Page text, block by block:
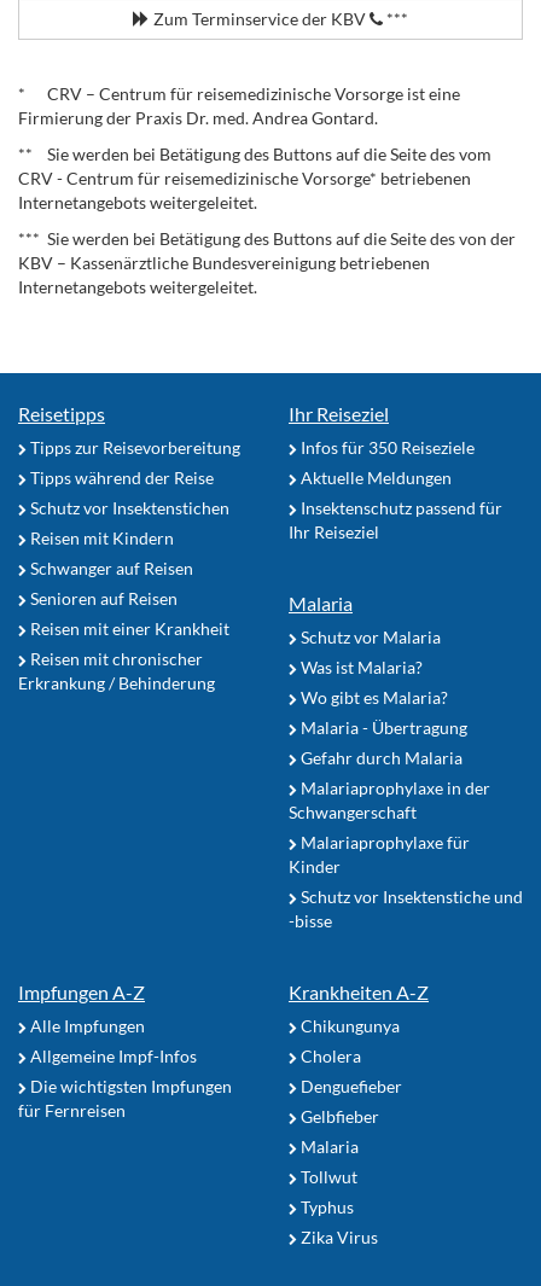
Zum Terminservice der KBV ***
* CRV – Centrum für reisemedizinische Vorsorge ist eine
Firmierung der Praxis Dr. med. Andrea Gontard.
** Sie werden bei Betätigung des Buttons auf die Seite des vom
CRV - Centrum für reisemedizinische Vorsorge* betriebenen
Internetangebots weitergeleitet.
*** Sie werden bei Betätigung des Buttons auf die Seite des von der
KBV – Kassenärztliche Bundesvereinigung betriebenen
Internetangebots weitergeleitet.
Reisetipps
Tipps zur Reisevorbereitung
Tipps während der Reise
Schutz vor Insektenstichen
Reisen mit Kindern
Schwanger auf Reisen
Senioren auf Reisen
Reisen mit einer Krankheit
Reisen mit chronischer
Erkrankung / Behinderung
Ihr Reiseziel
Infos für 350 Reiseziele
Aktuelle Meldungen
Insektenschutz passend für
Ihr Reiseziel
Malaria
Schutz vor Malaria
Was ist Malaria?
Wo gibt es Malaria?
Malaria - Übertragung
Gefahr durch Malaria
Malariaprophylaxe in der
Schwangerschaft
Malariaprophylaxe für
Kinder
Schutz vor Insektenstiche und
-bisse
Impfungen A-Z
Alle Impfungen
Allgemeine Impf-Infos
Die wichtigsten Impfungen
für Fernreisen
Krankheiten A-Z
Chikungunya
Cholera
Denguefieber
Gelbfieber
Malaria
Tollwut
Typhus
Zika Virus